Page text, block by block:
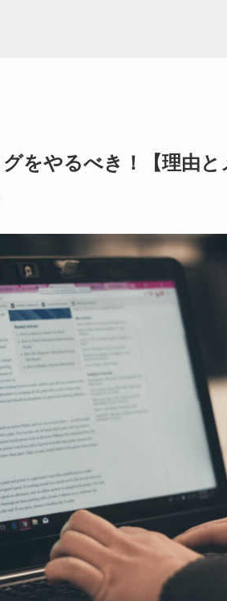
をやるべき！【理由と